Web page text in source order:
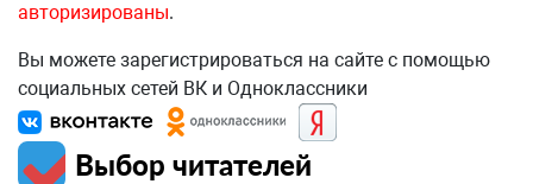
авторизированы.
Вы можете зарегистрироваться на сайте с помощью
социальных сетей ВК и Одноклассники
Выбор читателей